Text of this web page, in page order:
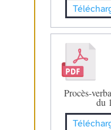
Procès-
du